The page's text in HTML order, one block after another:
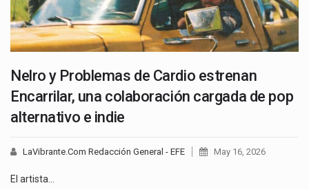
Nelro y Problemas de Cardio estrenan
Encarrilar, una colaboración cargada de pop
alternativo e indie
LaVibrante.Com Redacción General - EFE May 16, 2026
El artista…